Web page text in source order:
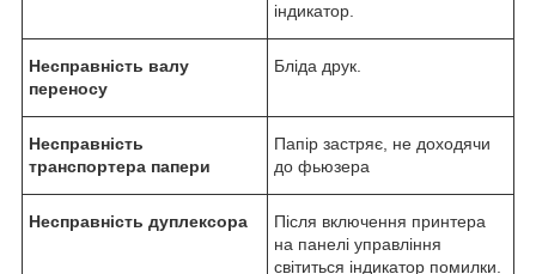
індикатор.
Несправність валу
переносу
Бліда друк.
Несправність
транспортера папери
Папір застряє, не доходячи
до фьюзера
Несправність дуплексора
Після включення принтера
на панелі управління
світиться індикатор помилки.